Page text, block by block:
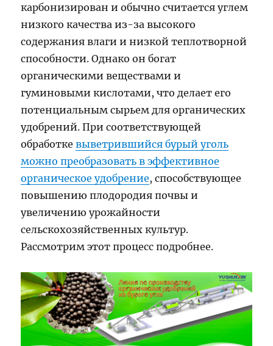
карбонизирован и обычно считается углем
низкого качества из-за высокого
содержания влаги и низкой теплотворной
способности. Однако он богат
органическими веществами и
гуминовыми кислотами, что делает его
потенциальным сырьем для органических
удобрений. При соответствующей
обработкевыветрившийся бурый уголь
можно преобразовать в эффективное
органическое удобрение, способствующее
повышению плодородия почвы и
увеличению урожайности
сельскохозяйственных культур.
Рассмотрим этот процесс подробнее.